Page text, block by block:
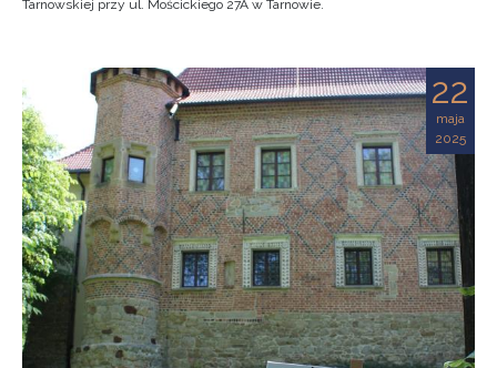
Tarnowskiej przy ul. Mościckiego 27A w Tarnowie.
22
maja
2025